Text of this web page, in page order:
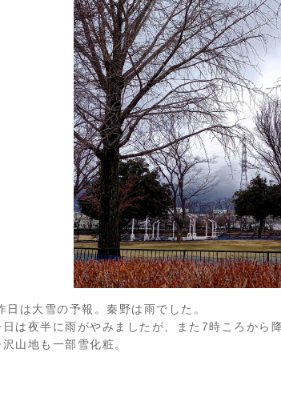
日は大雪の予報。秦野は雨でした。
日は夜半に雨がやみましたが、また7時ころから
沢山地も一部雪化粧。